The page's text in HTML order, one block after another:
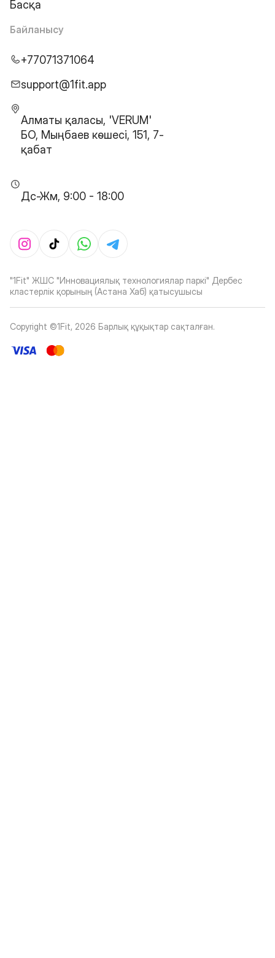
Басқа
Байланысу
+77071371064
support@1fit.app
Алматы қаласы, 'VERUM'
БО, Мыңбаев көшесі, 151, 7-
қабат
Дс-Жм, 9:00 - 18:00
"1Fit" ЖШС "Инновациялық технологиялар паркі" Дербес
кластерлік қорының (Астана Хаб) қатысушысы
Copyright ©1Fit, 2026 Барлық құқықтар сақталған.